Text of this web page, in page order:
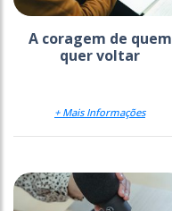
A coragem de quem
quer voltar
+ Mais Informações